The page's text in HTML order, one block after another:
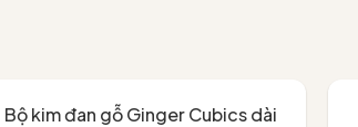
Bộ kim đan gỗ Ginger Cubics dài